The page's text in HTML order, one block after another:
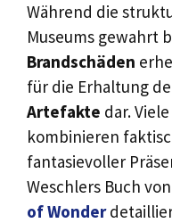
Während die
Museums gewahrt
Brandschäden
für die Erhaltung
Artefakte dar.
kombinieren
fantasievoller
Weschlers Buch
of Wonder